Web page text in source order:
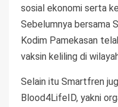
sosial ekonomi serta
Sebelumnya bersama
Kodim Pamekasan
vaksin keliling di
Selain itu Smartfren
Blood4LifeID, yakni